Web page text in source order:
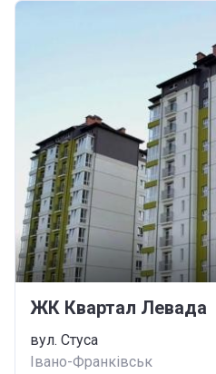
ЖК Квартал Левада
вул. Стуса
Івано-Франківськ